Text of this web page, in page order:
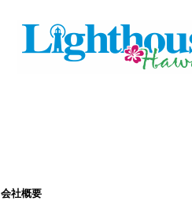
会社概要